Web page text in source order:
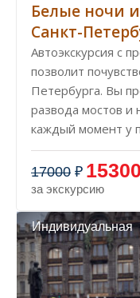
Белые ночи
Санкт-
Автоэкскурсия с
позволит
Петербурга. Вы
развода мостов и
каждый момент у
17000 ₽
за экскурсию
Индивидуальная